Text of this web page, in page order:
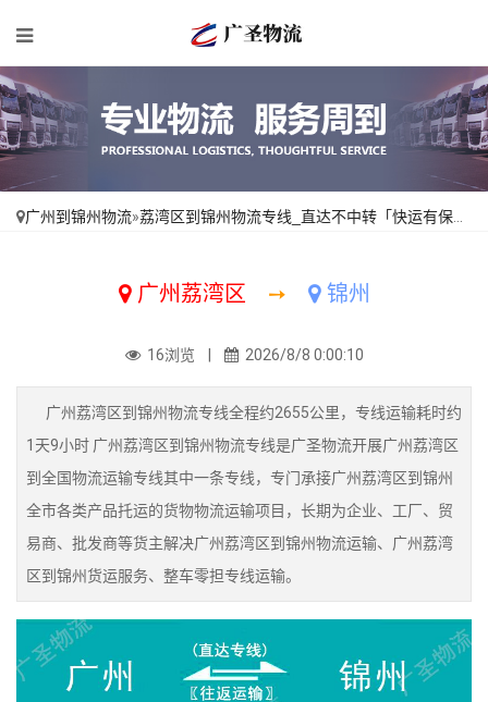
广州到锦州物流»荔湾区到锦州物流专线_直达不中转「快运有保障」
广州荔湾区 ➙ 锦州
16浏览 | 2026/8/8 0:00:10
广州荔湾区到锦州物流专线全程约2655公里，专线运输耗时约
1天9小时 广州荔湾区到锦州物流专线是广圣物流开展广州荔湾区
到全国物流运输专线其中一条专线，专门承接广州荔湾区到锦州
全市各类产品托运的货物物流运输项目，长期为企业、工厂、贸
易商、批发商等货主解决广州荔湾区到锦州物流运输、广州荔湾
区到锦州货运服务、整车零担专线运输。